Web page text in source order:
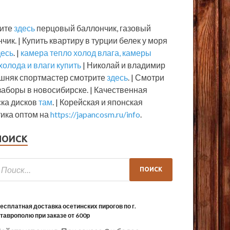
Тулой поезд сошел с рельсов
на ходу
Оставьте комментарий
здесь перцовый баллончик, газовый
| Купить квартиру в турции белек у моря
. | камера тепло холод влага, камеры
и влаги купить | Николай и владимир
спортмастер смотритездесь. | Смотри
в новосибирске. | Качественная
дисков там. | Корейская и японская
оптом на https://japancosm.ru/info.
доставка осетинских пирогов по г.
при заказе от 600р